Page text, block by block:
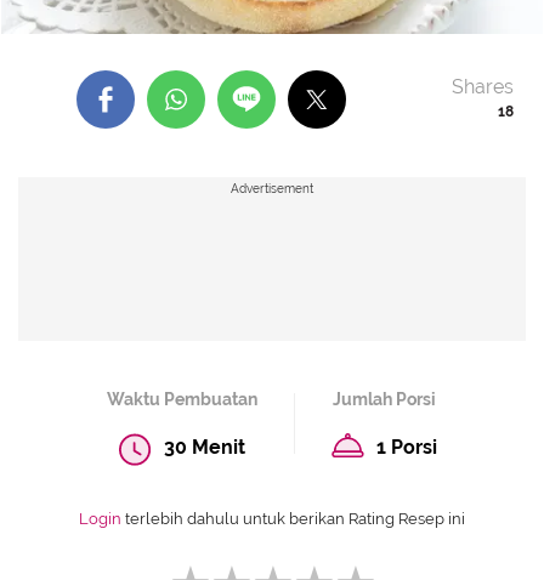
18
Shares
Advertisement
Waktu Pembuatan
30 Menit
Jumlah Porsi
1 Porsi
Login terlebih dahulu untuk berikan Rating Resep ini